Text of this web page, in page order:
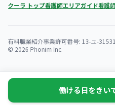
クーラ トップ看護師エリアガイド看護
有料職業紹介事業許可番号: 13-ユ-
© 2026 Phonim Inc.
働ける日をきい